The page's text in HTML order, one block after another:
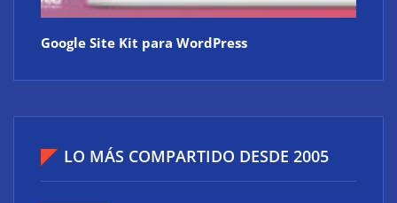
Google Site Kit para WordPress
LO MÁS COMPARTIDO DESDE 2005